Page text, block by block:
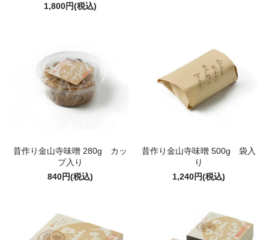
1,800円(税込)
昔作り金山寺味噌 280g カッ
プ入り
840円(税込)
昔作り金山寺味噌 500g 袋入
り
1,240円(税込)